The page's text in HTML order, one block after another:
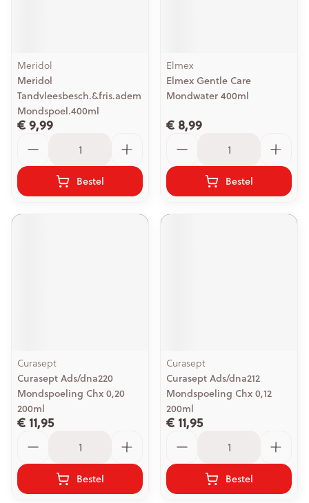
Meridol
Meridol
Tandvleesbesch.&fris.adem
Mondspoel.400ml
€ 9,99
Bestel
Elmex
Elmex Gentle Care
Mondwater 400ml
€ 8,99
Bestel
Curasept
Curasept Ads/dna220
Mondspoeling Chx 0,20
200ml
€ 11,95
Bestel
Curasept
Curasept Ads/dna212
Mondspoeling Chx 0,12
200ml
€ 11,95
Bestel